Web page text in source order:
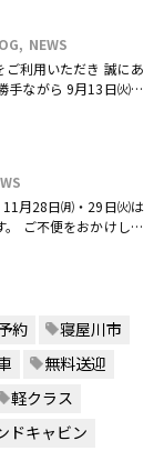
NEWS
利用いただき 誠にあ
手ながら 9月13日㈫・
月28日㈪・29日㈫は
ご不便をおかけしま
約
寝屋川市
無料送迎
軽クラス
ドキャビン